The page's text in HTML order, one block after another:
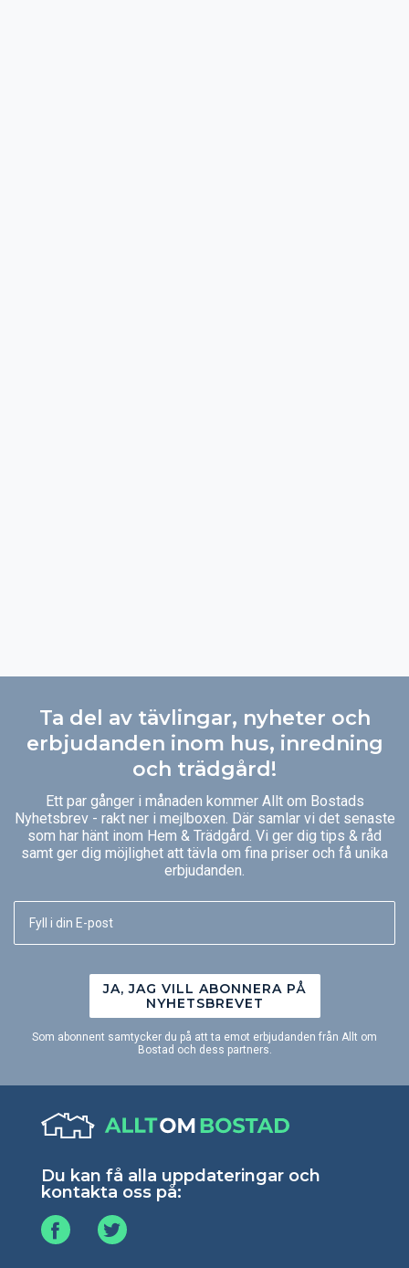
Ta del av tävlingar, nyheter och
erbjudanden inom hus, inredning
och trädgård!
Ett par gånger i månaden kommer Allt om Bostads
Nyhetsbrev - rakt ner i mejlboxen. Där samlar vi det senaste
som har hänt inom Hem & Trädgård. Vi ger dig tips & råd
samt ger dig möjlighet att tävla om fina priser och få unika
erbjudanden.
JA, JAG VILL ABONNERA PÅ
NYHETSBREVET
Som abonnent samtycker du på att ta emot erbjudanden från Allt om
Bostad och dess partners.
Du kan få alla uppdateringar och
kontakta oss på: